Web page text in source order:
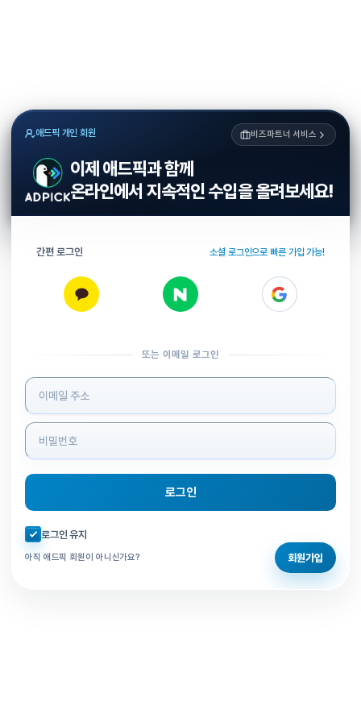
애드픽 개인 회원 비즈파트너 서비스
이제 애드픽과 함께
온라인에서 지속적인 수입을 올려보세요!
간편 로그인 소셜 로그인으로 빠른 가입 가능!
또는 이메일 로그인
로그인 정보 입력
로그인
자동로그인 체크
로그인 유지
아직 애드픽 회원이 아니신가요? 회원가입